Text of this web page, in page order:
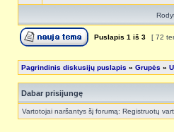
Puslapis 1 iš 3 [ 72
Pagrindinis diskusijų puslapis » Grupės »
Dabar prisijungę
Vartotojai naršantys šį forumą: Registruotų